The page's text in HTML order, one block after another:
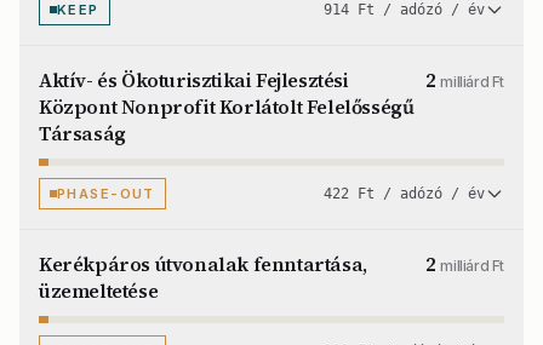
KEEP 914 Ft / adózó / év
Aktív- és Ökoturisztikai Fejlesztési
Központ Nonprofit Korlátolt Felelősségű
Társaság
2milliárd Ft
PHASE-OUT 422 Ft / adózó / év
Kerékpáros útvonalak fenntartása,
üzemeltetése
2milliárd Ft